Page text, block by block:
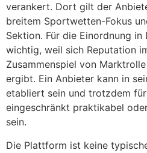
verankert. Dort gilt der
breitem Sportwetten-Fokus
Sektion. Für die Einordnung
wichtig, weil sich Reputation
Zusammenspiel von
ergibt. Ein Anbieter kann in
etabliert sein und trotzdem
eingeschränkt praktikabel
sein.
Die Plattform ist keine